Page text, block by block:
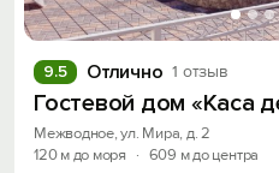
Отлично 1 отзыв
9.5
Гостевой дом «Каса
Межводное, ул. Мира, д. 2
120 м до моря
· 609 м до центра